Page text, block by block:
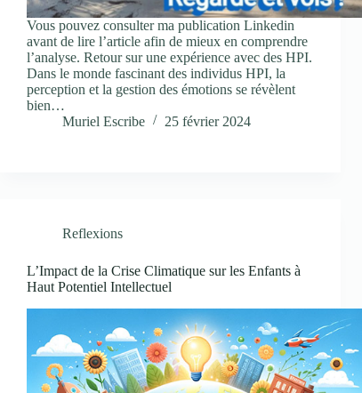
Vous pouvez consulter ma publication Linkedin
avant de lire l’article afin de mieux en comprendre
l’analyse. Retour sur une expérience avec des HPI.
Dans le monde fascinant des individus HPI, la
perception et la gestion des émotions se révèlent
bien…
Muriel Escribe
25 février 2024
Reflexions
L’Impact de la Crise Climatique sur les Enfants à
Haut Potentiel Intellectuel